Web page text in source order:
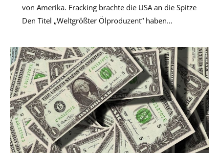
von Amerika. Fracking brachte die USA an die Spitze
Den Titel „Weltgrößter Ölproduzent“ haben…